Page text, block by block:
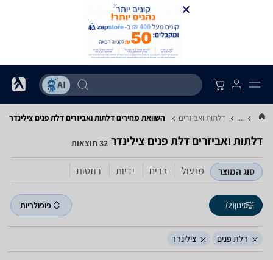
... דלתות ואביזרים השוואת מחירים דלתות ואביזרים ‏דלת פנים ‏צילינדר
דלתות ואביזרים ‏דלת פנים ‏צילינדר 32 תוצאות
סוג המוצר מנעול בריח ידיות רוזטות
סינון(2) פופולריות
דלת פנים צילינדר